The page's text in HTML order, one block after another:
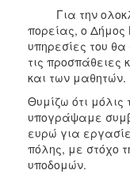
Για την
πορείας, ο Δήμος
υπηρεσίες του
τις προσπάθειες
και των μαθητών.
Θυμίζω ότι
υπογράψαμε
ευρώ για
πόλης, με στόχο
υποδομών.